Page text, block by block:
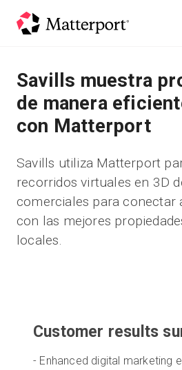
Soluciones
Productos
Recursos
Novedades
Prueba
Savills muestra
de manera
con Matterport
Savills utiliza Matterport
recorridos virtuales en 3D
comerciales para conectar
con las mejores
locales.
Customer results
- Enhanced digital marketing